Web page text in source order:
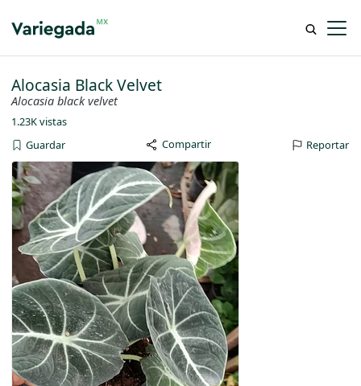
Alocasia Black Velvet
Alocasia black velvet
1.23K vistas
Guardar
Compartir Reportar